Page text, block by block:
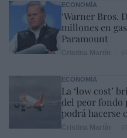
ECONOMÍA
‘Warner Bros.
millones en
Paramount
ECONOMÍA
La ‘low cost’
del peor fondo
podrá hacerse